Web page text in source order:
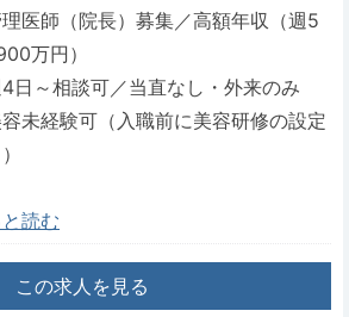
理医師（院長）募集／高額年収（週5
万円）
4日～相談可／当直なし・外来のみ
容未経験可（入職前に美容研修の設定
読む
この求人を見る